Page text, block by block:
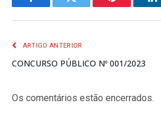
FacebookTwitter Pinterest
ARTIGO ANTERIOR
CONCURSO PÚBLICO Nº 001/2023
Os comentários estão encerrados.